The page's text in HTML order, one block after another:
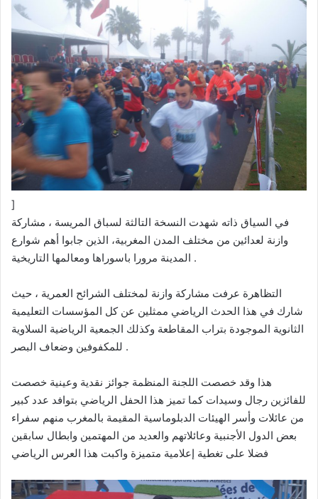
]
في السياق ذاته شهدت النسخة التالثة لسباق المريسة ، مشاركة
وازنة لعدائين من مختلف المدن المغربية، الذين جابوا أهم شوارع
المدينة مرورا باسوراها ومعالمها التاريخية .
التظاهرة عرفت مشاركة وازنة لمختلف الشرائح العمرية ، حيث
شارك في هذا الحدث الرياضي ممثلين عن كل المؤسسات التعليمية
الثانوية الموجودة بتراب المقاطعة وكذلك الجمعية الرياضية السلاوية
للمكفوفين وضعاف البصر .
هذا وقد خصصت اللجنة المنظمة جوائز نقدية وعينية خصصت
للفائزين رجال وسيدات كما تميز هذا الحفل الرياضي بتوافد عدد كبير
من عائلات وأسر الهيئات الدبلوماسية المقيمة بالمغرب منهم سفراء
بعض الدول الأجنبية وعائلاتهم والعديد من المهتمين وابطال سابقين
فضلا على تغطية إعلامية متميزة واكبت هذا العرس الرياضي